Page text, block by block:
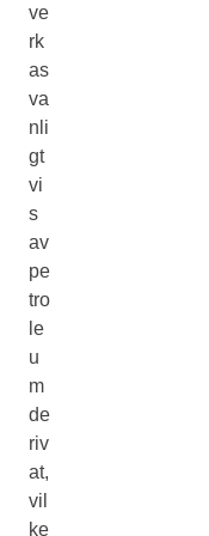
ve
rk
as
va
nli
gt
vi
s
av
pe
tro
le
u
m
de
riv
at,
vil
ke